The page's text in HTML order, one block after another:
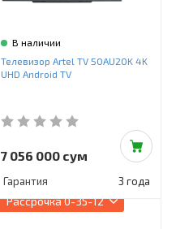
В наличии
Телевизор Artel TV 50AU20K 4K
UHD Android TV
7 056 000 сум
Гарантия 3 года
Рассрочка0-35-12